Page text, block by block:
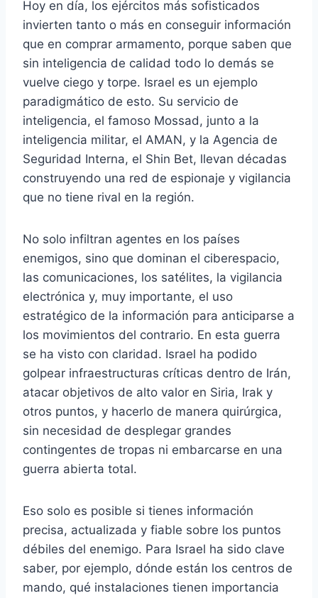
Hoy en día, los ejércitos más sofisticados
invierten tanto o más en conseguir información
que en comprar armamento, porque saben que
sin inteligencia de calidad todo lo demás se
vuelve ciego y torpe. Israel es un ejemplo
paradigmático de esto. Su servicio de
inteligencia, el famoso Mossad, junto a la
inteligencia militar, el AMAN, y la Agencia de
Seguridad Interna, el Shin Bet, llevan décadas
construyendo una red de espionaje y vigilancia
que no tiene rival en la región.
No solo infiltran agentes en los países
enemigos, sino que dominan el ciberespacio,
las comunicaciones, los satélites, la vigilancia
electrónica y, muy importante, el uso
estratégico de la información para anticiparse a
los movimientos del contrario. En esta guerra
se ha visto con claridad. Israel ha podido
golpear infraestructuras críticas dentro de Irán,
atacar objetivos de alto valor en Siria, Irak y
otros puntos, y hacerlo de manera quirúrgica,
sin necesidad de desplegar grandes
contingentes de tropas ni embarcarse en una
guerra abierta total.
Eso solo es posible si tienes información
precisa, actualizada y fiable sobre los puntos
débiles del enemigo. Para Israel ha sido clave
saber, por ejemplo, dónde están los centros de
mando, qué instalaciones tienen importancia